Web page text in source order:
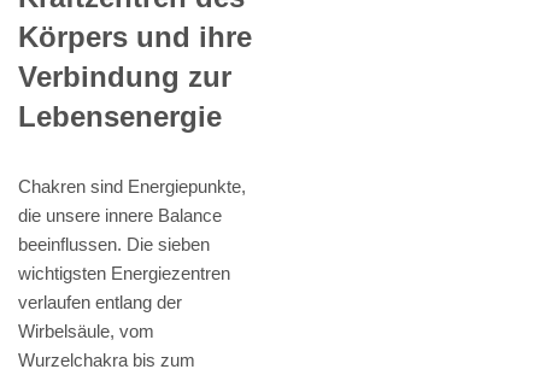
Körpers und ihre
Verbindung zur
Lebensenergie
Chakren sind Energiepunkte,
die unsere innere Balance
beeinflussen. Die sieben
wichtigsten Energiezentren
verlaufen entlang der
Wirbelsäule, vom
Wurzelchakra bis zum